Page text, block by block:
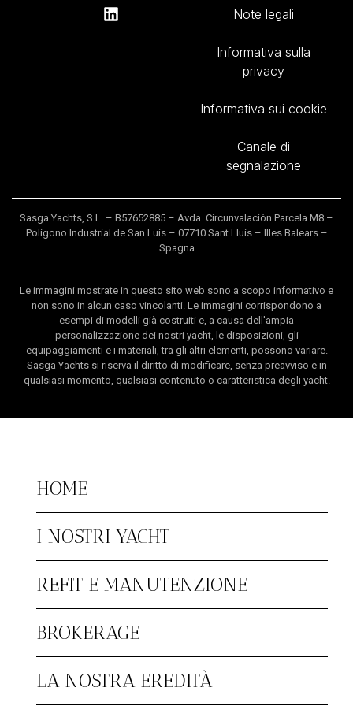
Note legali
Informativa sulla
privacy
Informativa sui cookie
Canale di
segnalazione
Sasga Yachts, S.L. – B57652885 – Avda. Circunvalación Parcela M8 –
Polígono Industrial de San Luis – 07710 Sant Lluís – Illes Balears –
Spagna
Le immagini mostrate in questo sito web sono a scopo informativo e
non sono in alcun caso vincolanti. Le immagini corrispondono a
esempi di modelli già costruiti e, a causa dell'ampia
personalizzazione dei nostri yacht, le disposizioni, gli
equipaggiamenti e i materiali, tra gli altri elementi, possono variare.
Sasga Yachts si riserva il diritto di modificare, senza preavviso e in
qualsiasi momento, qualsiasi contenuto o caratteristica degli yacht.
HOME
I NOSTRI YACHT
REFIT E MANUTENZIONE
BROKERAGE
LA NOSTRA EREDITÀ